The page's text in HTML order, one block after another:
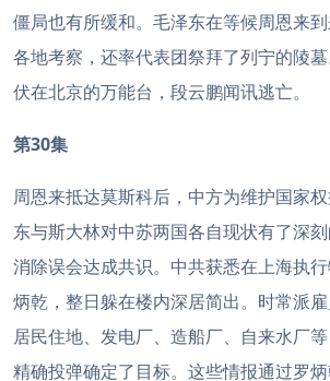
僵局也有所缓和。毛泽东在等候周恩来
各地考察，还率代表团祭拜了列宁的陵
伏在北京的万能台，段云鹏闻讯逃亡。
第30集
周恩来抵达莫斯科后，中方为维护国家
东与斯大林对中苏两国各自现状有了深
消除误会达成共识。中共获悉在上海执
炳乾，整日躲在楼内深居简出。时常派
居民住地、发电厂、造船厂、自来水厂
精确投弹确定了目标。这些情报通过罗